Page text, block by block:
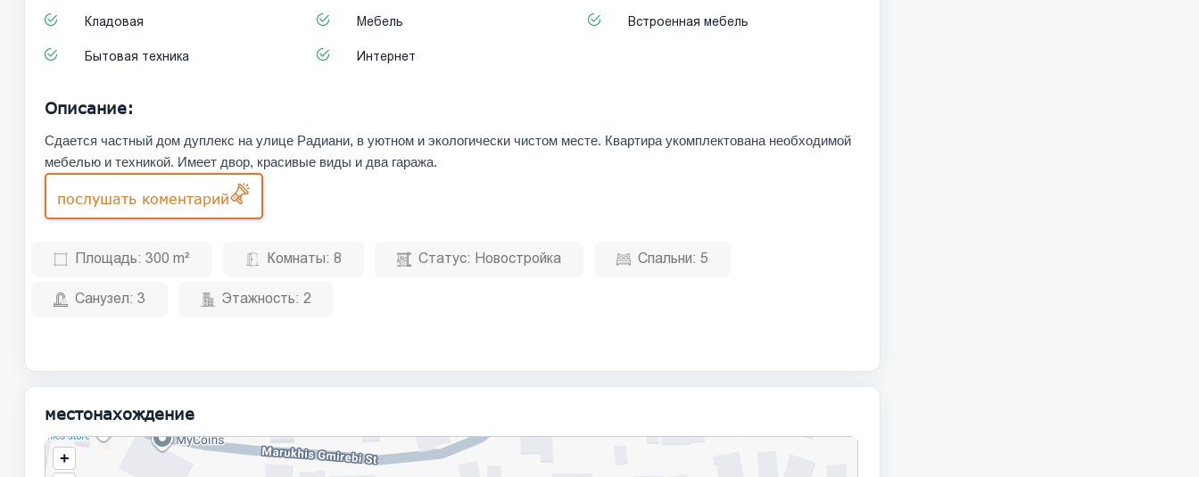
Кладовая Мебель Встроенная мебель
Бытовая техника Интернет
Описание:
Сдается частный дом дуплекс на улице Радиани, в уютном и экологически чистом месте. Квартира укомплектована необходимой
мебелью и техникой. Имеет двор, красивые виды и два гаража.
послушать коментарий
Площадь: 300 m² Комнаты: 8 Статус: Новостройка Спальни: 5
Санузел: 3 Этажность: 2
местонахождение